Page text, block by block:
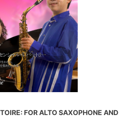
FOR ALTO SAXOPHONE AND